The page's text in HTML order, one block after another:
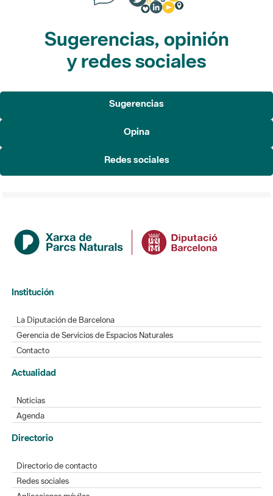
Sugerencias, opinión
y redes sociales
Sugerencias
Opina
Redes sociales
Institución
La Diputación de Barcelona
Gerencia de Servicios de Espacios Naturales
Contacto
Actualidad
Noticias
Agenda
Directorio
Directorio de contacto
Redes sociales